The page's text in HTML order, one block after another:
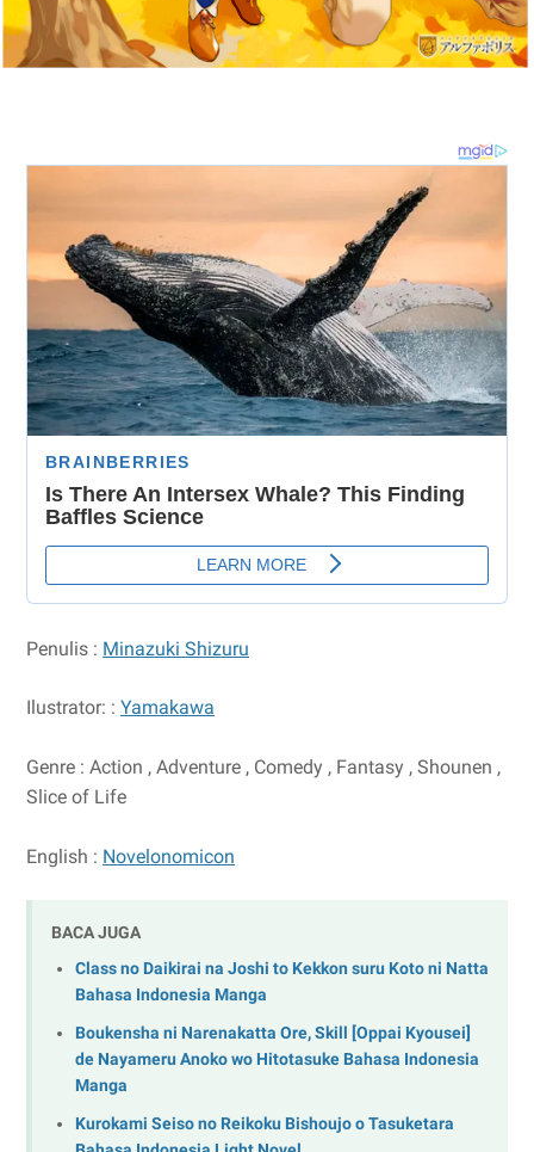
Penulis : Minazuki Shizuru
Ilustrator: : Yamakawa
Genre : Action , Adventure , Comedy , Fantasy , Shounen ,
Slice of Life
English : Novelonomicon
BACA JUGA
Class no Daikirai na Joshi to Kekkon suru Koto ni Natta
Bahasa Indonesia Manga
Boukensha ni Narenakatta Ore, Skill [Oppai Kyousei]
de Nayameru Anoko wo Hitotasuke Bahasa Indonesia
Manga
Kurokami Seiso no Reikoku Bishoujo o Tasuketara